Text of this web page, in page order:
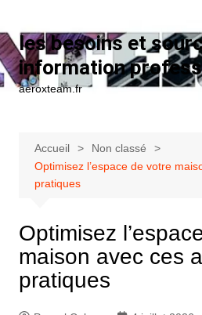
les besoins et
information
aeroxteam.fr
Accueil
Non classé
Optimisez l’espace de votre
pratiques
Optimisez
maison avec ces
pratiques